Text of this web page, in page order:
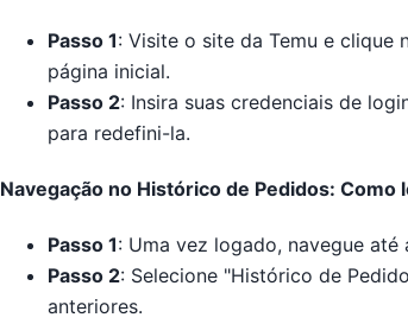
Passo 1: Visite o site da Temu e
página inicial.
Passo 2: Insira suas credenciais de
para redefini-la.
Navegação no Histórico de Pedidos:
Passo 1: Uma vez logado, navegue
Passo 2: Selecione "Histórico de
anteriores.